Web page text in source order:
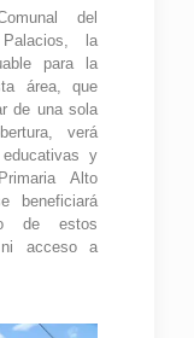
del
la
para la
área, que
de una sola
verá
y
Alto
beneficiará
de estos
ni acceso a